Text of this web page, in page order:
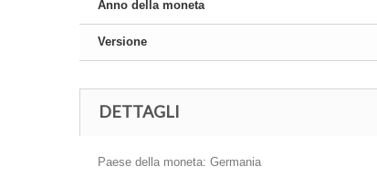
Anno della moneta
Versione
DETTAGLI
Paese della moneta: Germania